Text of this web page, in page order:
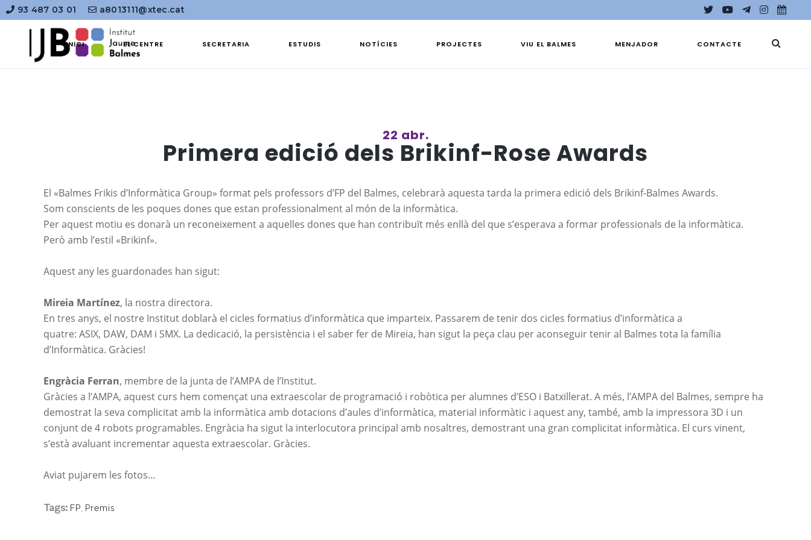
93 487 03 01 a8013111@xtec.cat
INICI EL CENTRE SECRETARIA ESTUDIS NOTÍCIES PROJECTES VIU EL BALMES MENJADOR CONTACTE
22 abr.
Primera edició dels Brikinf-Rose Awards
El «Balmes Frikis d’Informàtica Group» format pels professors d’FP del Balmes, celebrarà aquesta tarda la primera edició dels Brikinf-Balmes Awards.
Som conscients de les poques dones que estan professionalment al món de la informàtica.
Per aquest motiu es donarà un reconeixement a aquelles dones que han contribuït més enllà del que s’esperava a formar professionals de la informàtica.
Però amb l’estil «Brikinf».
Aquest any les guardonades han sigut:
Mireia Martínez, la nostra directora.
En tres anys, el nostre Institut doblarà el cicles formatius d’informàtica que imparteix. Passarem de tenir dos cicles formatius d’informàtica a
quatre: ASIX, DAW, DAM i SMX. La dedicació, la persistència i el saber fer de Mireia, han sigut la peça clau per aconseguir tenir al Balmes tota la família
d’Informàtica. Gràcies!
Engràcia Ferran, membre de la junta de l’AMPA de l’Institut.
Gràcies a l’AMPA, aquest curs hem començat una extraescolar de programació i robòtica per alumnes d’ESO i Batxillerat. A més, l’AMPA del Balmes, sempre ha
demostrat la seva complicitat amb la informàtica amb dotacions d’aules d’informàtica, material informàtic i aquest any, també, amb la impressora 3D i un
conjunt de 4 robots programables. Engràcia ha sigut la interlocutora principal amb nosaltres, demostrant una gran complicitat informàtica. El curs vinent,
s’està avaluant incrementar aquesta extraescolar. Gràcies.
Aviat pujarem les fotos…
Tags: FP Premis